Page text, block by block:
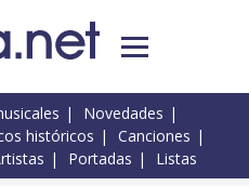
Novedades
históricos
Canciones
Portadas Listas